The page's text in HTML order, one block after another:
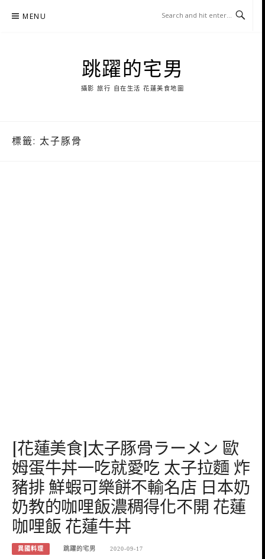
MENU
跳躍的宅男
攝影 旅行 自在生活 花蓮美食地圖
標籤: 太子豚骨
[花蓮美食]太子豚骨ラーメン 歐
姆蛋牛丼一吃就愛吃 太子拉麵 炸
豬排 鮮蝦可樂餅不輸名店 日本奶
奶教的咖哩飯濃稠得化不開 花蓮
咖哩飯 花蓮牛丼
異國料理 跳躍的宅男 2020-09-17